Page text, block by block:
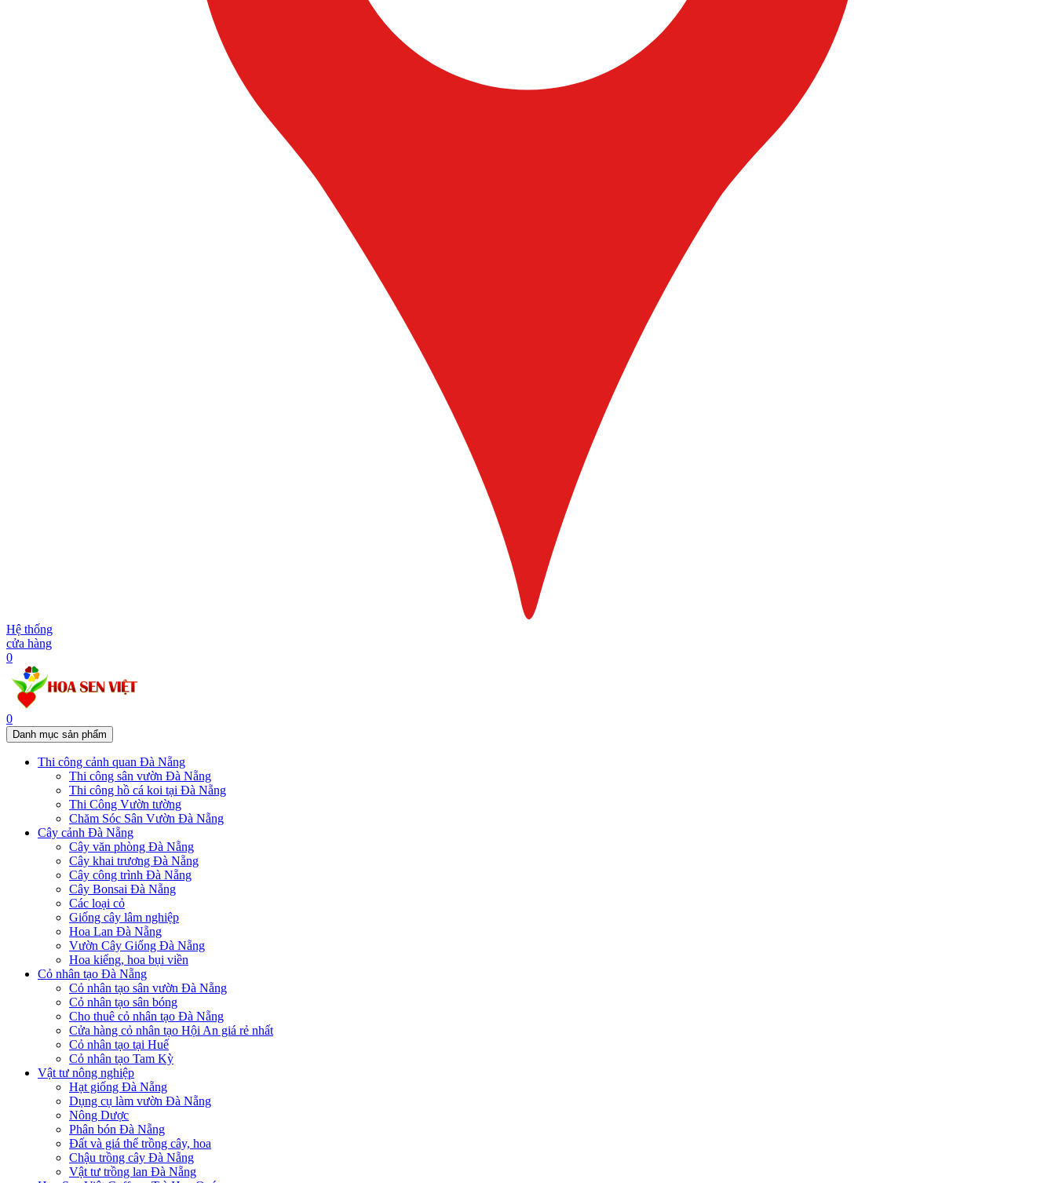
Hệ thống
cửa hàng
0
0
Danh mục sản phẩm
Thi công cảnh quan Đà Nẵng
Thi công sân vườn Đà Nẵng
Thi công hồ cá koi tại Đà Nẵng
Thi Công Vườn tường
Chăm Sóc Sân Vườn Đà Nẵng
Cây cảnh Đà Nẵng
Cây văn phòng Đà Nẵng
Cây khai trương Đà Nẵng
Cây công trình Đà Nẵng
Cây Bonsai Đà Nẵng
Các loại cỏ
Giống cây lâm nghiệp
Hoa Lan Đà Nẵng
Vườn Cây Giống Đà Nẵng
Hoa kiểng, hoa bụi viền
Cỏ nhân tạo Đà Nẵng
Cỏ nhân tạo sân vườn Đà Nẵng
Cỏ nhân tạo sân bóng
Cho thuê cỏ nhân tạo Đà Nẵng
Cửa hàng cỏ nhân tạo Hội An giá rẻ nhất
Cỏ nhân tạo tại Huế
Cỏ nhân tạo Tam Kỳ
Vật tư nông nghiệp
Hạt giống Đà Nẵng
Dụng cụ làm vườn Đà Nẵng
Nông Dược
Phân bón Đà Nẵng
Đất và giá thể trồng cây, hoa
Chậu trồng cây Đà Nẵng
Vật tư trồng lan Đà Nẵng